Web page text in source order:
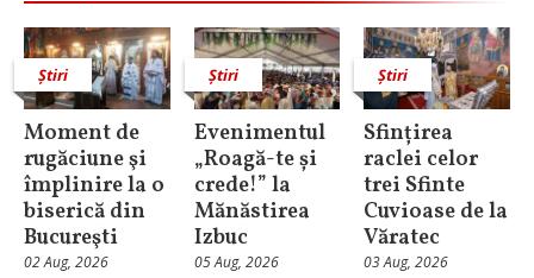
Știri
Moment de
rugăciune şi
împlinire la o
biserică din
Bucureşti
02 Aug, 2026
Știri
Evenimentul
„Roagă-te și
crede!” la
Mănăstirea
Izbuc
05 Aug, 2026
Știri
Sfințirea
raclei celor
trei Sfinte
Cuvioase de la
Văratec
03 Aug, 2026